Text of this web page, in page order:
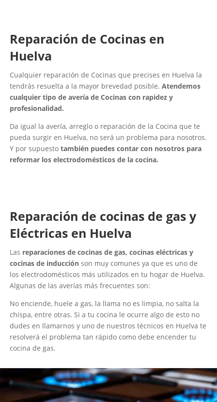
Reparación de Cocinas en
Huelva
Cualquier reparación de Cocinas que precises en Huelva la
tendrás resuelta a la mayor brevedad posible. Atendemos
cualquier tipo de avería de Cocinas con rapidez y
profesionalidad.
Da igual la avería, arreglo o reparación de la Cocina que te
pueda surgir en Huelva, no será un problema para nosotros.
Y por supuesto también puedes contar con nosotros para
reformar los electrodomésticos de la cocina.
Reparación de cocinas de gas y
Eléctricas en Huelva
Las reparaciones de cocinas de gas, cocinas eléctricas y
cocinas de inducción son muy comunes ya que es uno de
los electrodomésticos más utilizados en tu hogar de Huelva.
Algunas de las averías más frecuentes son:
No enciende, huele a gas, la llama no es limpia, no salta la
chispa, entre otras. Si a tu cocina le ocurre algo de esto no
dudes en llamarnos y uno de nuestros técnicos en Huelva te
resolverá el problema tan rápido como debe encender tu
cocina de gas.